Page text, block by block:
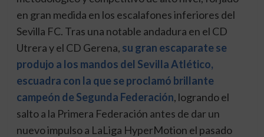
en gran medida en los escalafones inferiores del
Sevilla FC. Tras una notable andadura en el CD
Utrera y el CD Gerena, su gran escaparate se
produjo a los mandos del Sevilla Atlético,
escuadra con la que se proclamó brillante
campeón de Segunda Federación, logrando el
salto a la Primera Federación antes de dar un
nuevo impulso a LaLiga HyperMotion el pasado